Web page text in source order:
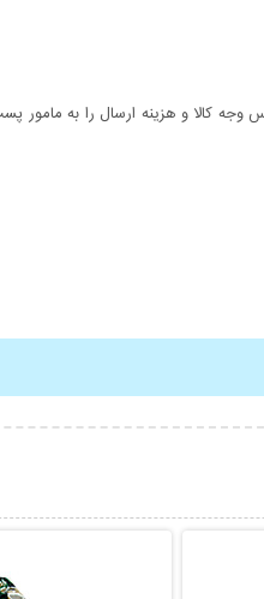
کالا و هزینه ارسال را به مامور